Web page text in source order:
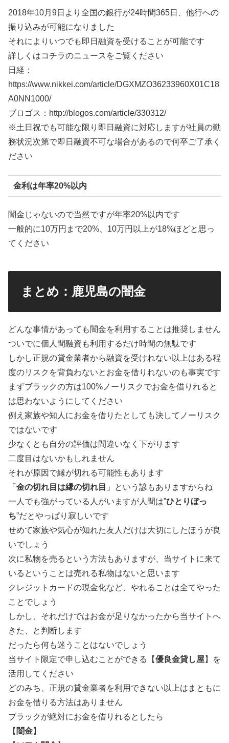
2018年10月9日より全国の銀行が24時間365日、他行への
振り込みが可能になりました
それによりいつでも即日融資を受けることが可能です
詳しくはコチラのニュースをご覧ください
日経：
https://www.nikkei.com/article/DGXMZO36233960X01C18
A0NN1000/
ブロゴス：http://blogos.com/article/330312/
※土日祝でも可能な限り即日融資に対応しますが社員の勤
務状況次第で即日融資不可な場合があるので何卒ご了承く
ださい
金利は年率20%以内
闇金じゃないので当然ですが年率20%以内です
一般的に10万円まで20%、10万円以上が18%ほどと思っ
てください
まとめ：鹿児島の闇金
どんな事情があっても闇金を利用することは推奨しません
ついでに個人間融資も利用するだけ時間の無駄です
しかし正規の貸金業者から融資を受けれない以上はある程
度のリスクを背負わないとお金を借りれないのも事実です
まずブラックの方は100%ノーリスクでお金を借りれると
は思わないようにしてください
例え家族や知人にお金を借りたとしても決してノーリスク
ではないです
少なくとも自分の評価は間違いなく下がります
二度目はないかもしれません
それが原因で縁が切れる可能性もあります
「 金の切れ目は縁の切れ目 」という諺もありますからね
一人でも強がっている人がいますが人間は”ひとりぼっ
ち”だとやっぱり寂しいです
せめて家族や気心が知れた友人だけは大切にしたほうが良
いでしょう
次に私物を売るという方法もありますが、当サイトに来て
いるということは売れる私物はないと思います
クレジットカードの現金化など、やれることは全てやった
ことでしょう
しかし、それだけではお金が足りなかったから当サイトへ
きた、と判断します
だったら何も迷うことはないでしょう
当サイト限定で申し込むことができる【優良金貸し屋】を
活用してください
どのみち、正規の貸金業者を利用できない以上はまともに
お金を借りる方法はありません
ブラックが絶対にお金を借りれるとしたら
【 闇金】